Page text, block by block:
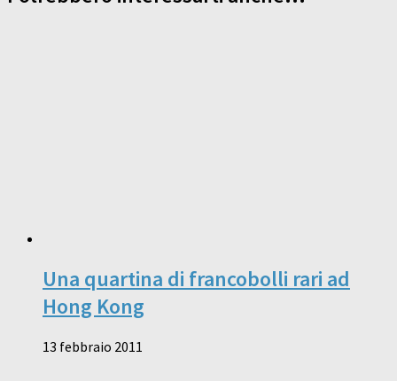
Una quartina di francobolli rari ad
Hong Kong
13 febbraio 2011